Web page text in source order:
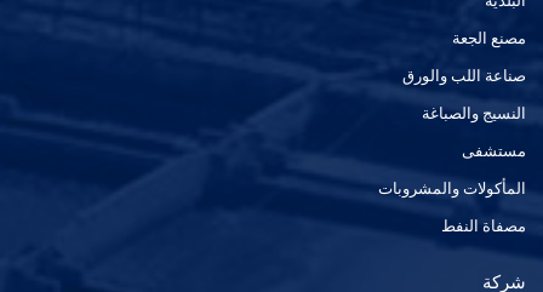
مصنع الجعة
صناعة اللب والورق
النسيج والصباغة
مستشفى
المأكولات والمشروبات
مصفاة النفط
شركة